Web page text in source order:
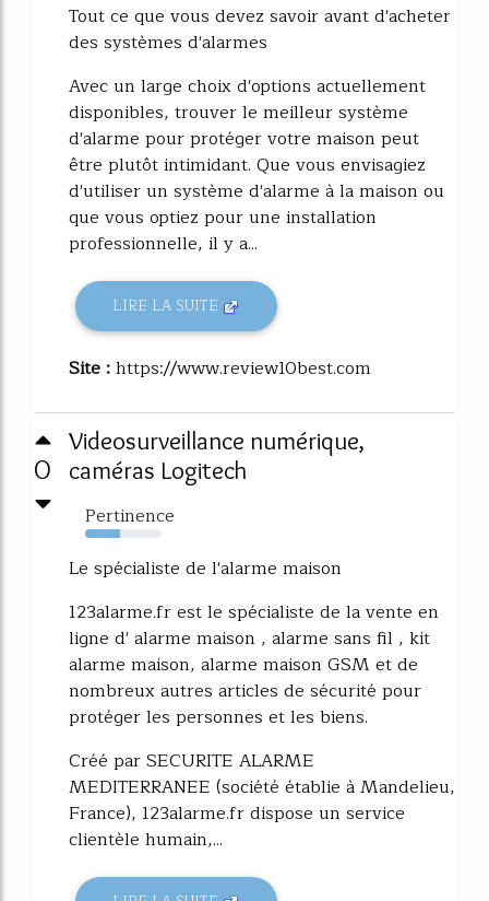
Tout ce que vous devez savoir avant d'acheter
des systèmes d'alarmes
Avec un large choix d'options actuellement
disponibles, trouver le meilleur système
d'alarme pour protéger votre maison peut
être plutôt intimidant. Que vous envisagiez
d'utiliser un système d'alarme à la maison ou
que vous optiez pour une installation
professionnelle, il y a...
LIRE LA SUITE
Site :https://www.review10best.com
0
Videosurveillance numérique,
caméras Logitech
Pertinence
45%
Le spécialiste de l'alarme maison
123alarme.fr est le spécialiste de la vente en
ligne d' alarme maison , alarme sans fil , kit
alarme maison, alarme maison GSM et de
nombreux autres articles de sécurité pour
protéger les personnes et les biens.
Créé par SECURITE ALARME
MEDITERRANEE (société établie à Mandelieu,
France), 123alarme.fr dispose un service
clientèle humain,...